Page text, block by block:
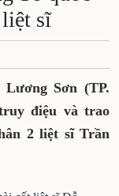
liệt sĩ
Sơn (TP.
điệu và trao
2 liệt sĩ Trần